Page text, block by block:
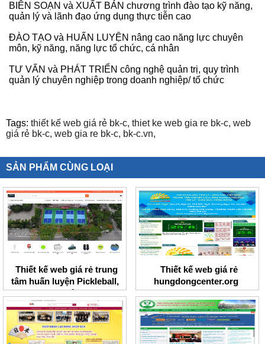
BIÊN SOẠN và XUẤT BẢN chương trình đào tạo kỹ năng,
quản lý và lãnh đạo ứng dụng thực tiễn cao
ĐÀO TẠO và HUẤN LUYỆN nâng cao năng lực chuyên
môn, kỹ năng, năng lực tổ chức, cá nhân
TƯ VẤN và PHÁT TRIỂN công nghệ quản trị, quy trình
quản lý chuyên nghiệp trong doanh nghiệp/ tổ chức
Tags: thiết kế web giá rẻ bk-c, thiet ke web gia re bk-c, web
giá rẻ bk-c, web gia re bk-c, bk-c.vn,
SẢN PHẨM CÙNG LOẠI
Thiết kế web giá rẻ trung
tâm huấn luyện Pickleball,
Tennis I Việt Nam
Thiết kế web giá rẻ
hungdongcenter.org